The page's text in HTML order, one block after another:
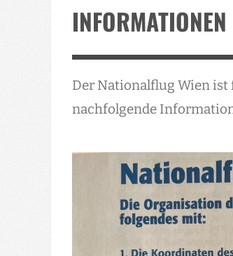
Der Nationalflug Wien ist
nachfolgende